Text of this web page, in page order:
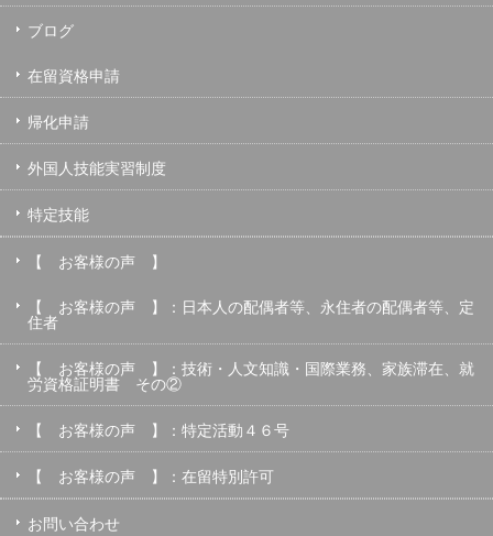
ブログ
在留資格申請
帰化申請
外国人技能実習制度
特定技能
【 お客様の声 】
【 お客様の声 】：日本人の配偶者等、永住者の配偶者等、定
住者
【 お客様の声 】：技術・人文知識・国際業務、家族滞在、就
労資格証明書 その②
【 お客様の声 】：特定活動４６号
【 お客様の声 】：在留特別許可
お問い合わせ